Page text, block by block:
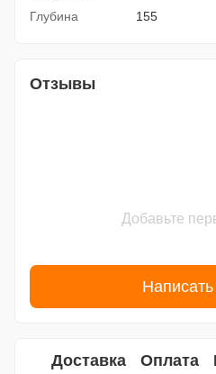
Глубина 155
Отзывы
Добавьте
Доставка Оплата